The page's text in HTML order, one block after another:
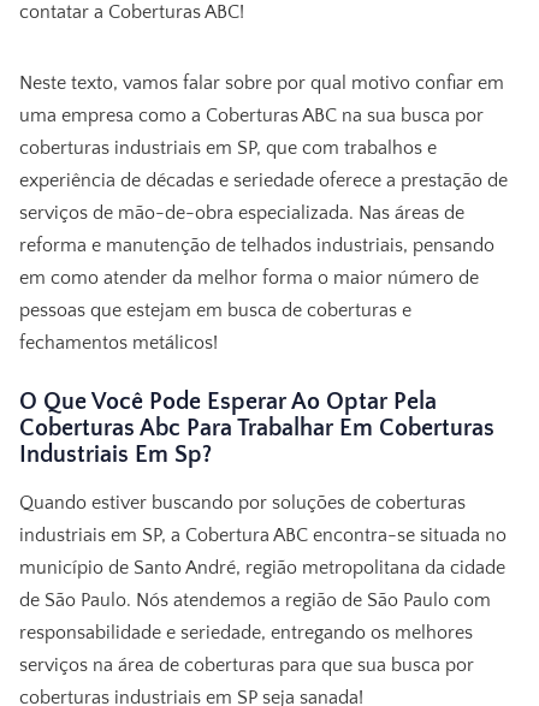
contatar a Coberturas ABC!
Neste texto, vamos falar sobre por qual motivo confiar em
uma empresa como a Coberturas ABC na sua busca por
coberturas industriais em SP, que com trabalhos e
experiência de décadas e seriedade oferece a prestação de
serviços de mão-de-obra especializada. Nas áreas de
reforma e manutenção de telhados industriais, pensando
em como atender da melhor forma o maior número de
pessoas que estejam em busca de coberturas e
fechamentos metálicos!
O Que Você Pode Esperar Ao Optar Pela
Coberturas Abc Para Trabalhar Em Coberturas
Industriais Em Sp?
Quando estiver buscando por soluções de coberturas
industriais em SP, a Cobertura ABC encontra-se situada no
município de Santo André, região metropolitana da cidade
de São Paulo. Nós atendemos a região de São Paulo com
responsabilidade e seriedade, entregando os melhores
serviços na área de coberturas para que sua busca por
coberturas industriais em SP seja sanada!